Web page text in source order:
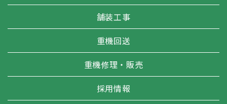
舗装工事
重機回送
重機修理・販売
採用情報